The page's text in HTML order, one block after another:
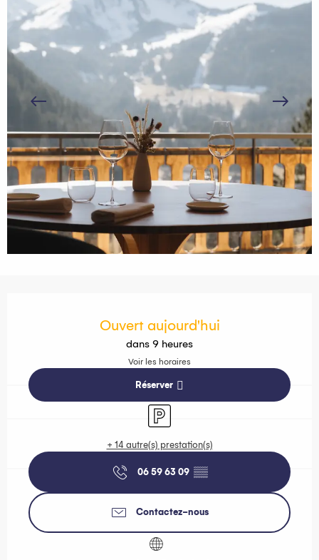
Ouvert aujourd'hui
dans 9 heures
Voir les horaires
Réserver
Parking
+ 14 autre(s) prestation(s)
06 59 63 09 ▒▒
Contactez-nous